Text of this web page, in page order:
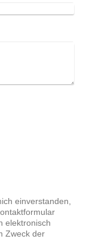
einverstanden,
elektronisch
Zweck der